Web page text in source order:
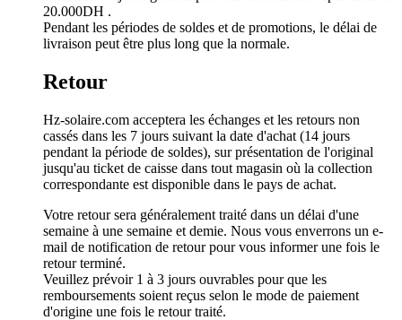
20.000DH .
Pendant les périodes de soldes et de promotions, le délai de
livraison peut être plus long que la normale.
Retour
Hz-solaire.com acceptera les échanges et les retours non
cassés dans les 7 jours suivant la date d'achat (14 jours
pendant la période de soldes), sur présentation de l'original
jusqu'au ticket de caisse dans tout magasin où la collection
correspondante est disponible dans le pays de achat.
Votre retour sera généralement traité dans un délai d'une
semaine à une semaine et demie. Nous vous enverrons un e-
mail de notification de retour pour vous informer une fois le
retour terminé.
Veuillez prévoir 1 à 3 jours ouvrables pour que les
remboursements soient reçus selon le mode de paiement
d'origine une fois le retour traité.